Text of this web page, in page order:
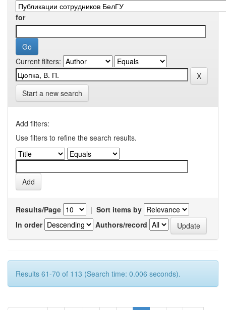
for
Current filters:
Start a new search
Add filters:
Use filters to refine the search results.
Results/Page | Sort items by
In order
Authors/record
Results 61-70 of 113 (Search time: 0.006 seconds).